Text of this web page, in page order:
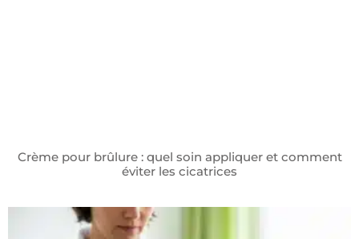
Crème pour brûlure : quel soin appliquer et comment
éviter les cicatrices